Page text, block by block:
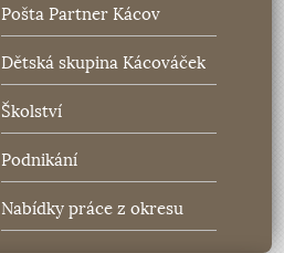
Pošta Partner Kácov
Dětská skupina Kácováček
Školství
Podnikání
Nabídky práce z okresu